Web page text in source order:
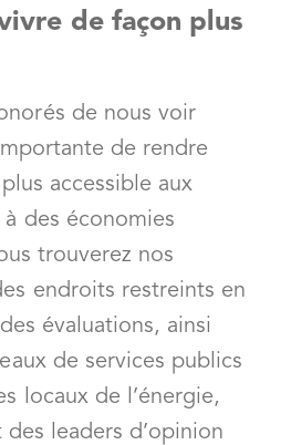
de façon plus
de nous voir
de rendre
accessible aux
à des économies
trouverez nos
endroits restreints en
évaluations, ainsi
de services publics
locaux de l’énergie,
leaders d’opinion